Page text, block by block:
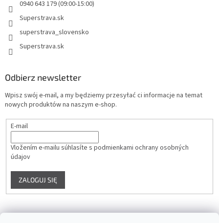
0940 643 179 (09:00-15:00)
Superstrava.sk
superstrava_slovensko
Superstrava.sk
Odbierz newsletter
Wpisz swój e-mail, a my będziemy przesyłać ci informacje na temat
nowych produktów na naszym e-shop.
E-mail
Vložením e-mailu súhlasíte s podmienkami ochrany osobných
údajov
ZALOGUJ SIĘ